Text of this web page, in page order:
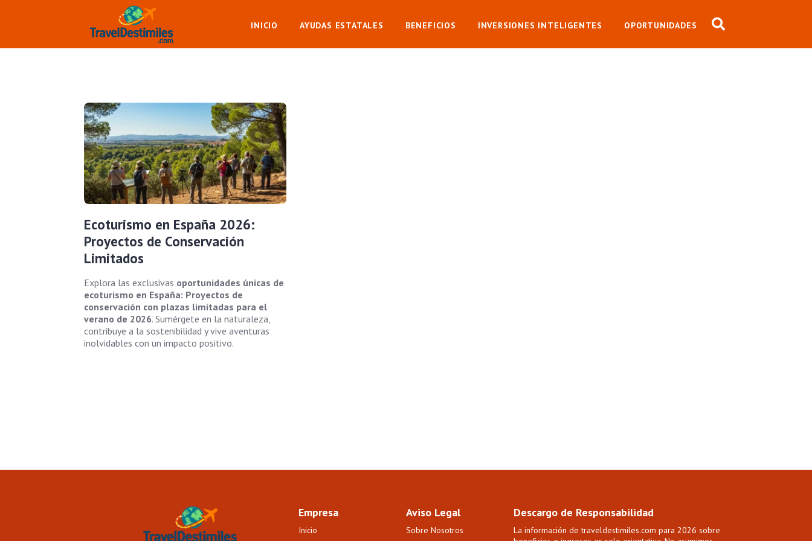
INICIO AYUDAS ESTATALES BENEFICIOS INVERSIONES INTELIGENTES OPORTUNIDADES
Ecoturismo en España 2026:
Proyectos de Conservación
Limitados
Explora las exclusivas oportunidades únicas de
ecoturismo en España: Proyectos de
conservación con plazas limitadas para el
verano de 2026. Sumérgete en la naturaleza,
contribuye a la sostenibilidad y vive aventuras
inolvidables con un impacto positivo.
Empresa
Inicio
Aviso Legal
Sobre Nosotros
Descargo de Responsabilidad
La información de traveldestimiles.com para 2026 sobre